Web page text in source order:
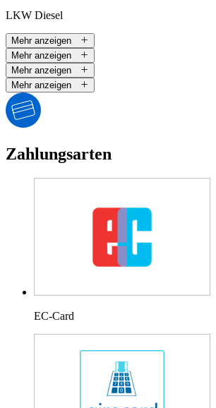
LKW Diesel
Mehr anzeigen
Mehr anzeigen
Mehr anzeigen
Mehr anzeigen
Zahlungsarten
EC-Card